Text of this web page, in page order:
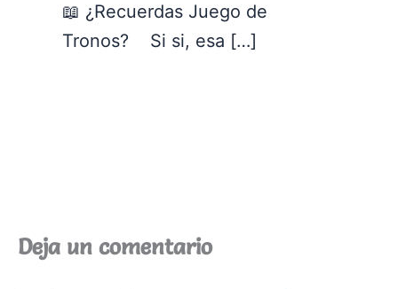
📖 ¿Recuerdas Juego de
Tronos? Si si, esa […]
Deja un comentario